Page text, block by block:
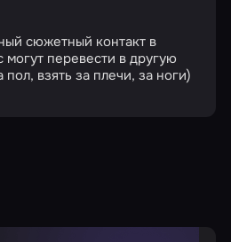
сюжетный контакт в
могут перевести в другую
взять за плечи, за ноги)